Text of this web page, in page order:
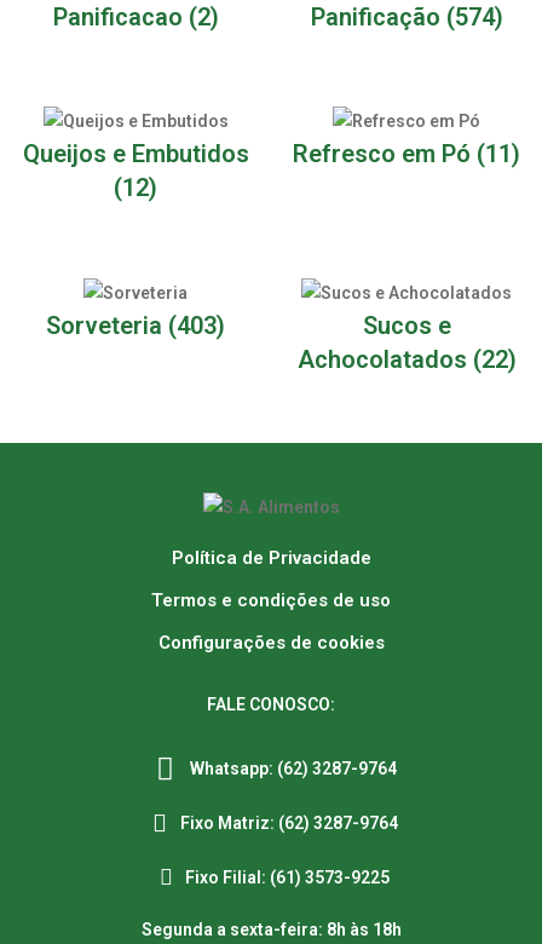
Panificacao (2) Panificação (574)
Queijos e Embutidos
(12)
Refresco em Pó (11)
Sorveteria (403)
Sucos e
Achocolatados (22)
Política de Privacidade
Termos e condições de uso
Configurações de cookies
FALE CONOSCO:
Whatsapp: (62) 3287-9764
Fixo Matriz: (62) 3287-9764
Fixo Filial: (61) 3573-9225
Segunda a sexta-feira: 8h às 18h